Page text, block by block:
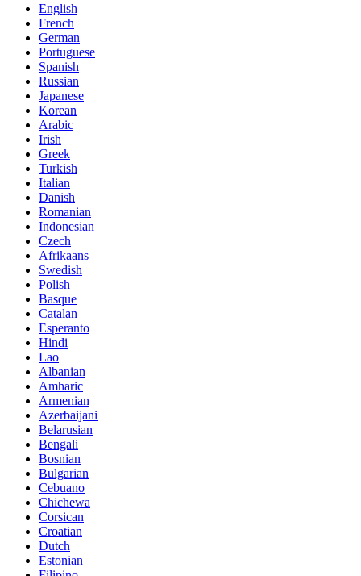
English
French
German
Portuguese
Spanish
Russian
Japanese
Korean
Arabic
Irish
Greek
Turkish
Italian
Danish
Romanian
Indonesian
Czech
Afrikaans
Swedish
Polish
Basque
Catalan
Esperanto
Hindi
Lao
Albanian
Amharic
Armenian
Azerbaijani
Belarusian
Bengali
Bosnian
Bulgarian
Cebuano
Chichewa
Corsican
Croatian
Dutch
Estonian